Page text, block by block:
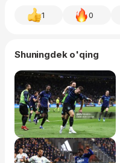
1 0
Shuningdek o'qing